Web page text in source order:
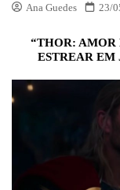
Ana Guedes 23/
“THOR: AMOR
ESTREAR EM